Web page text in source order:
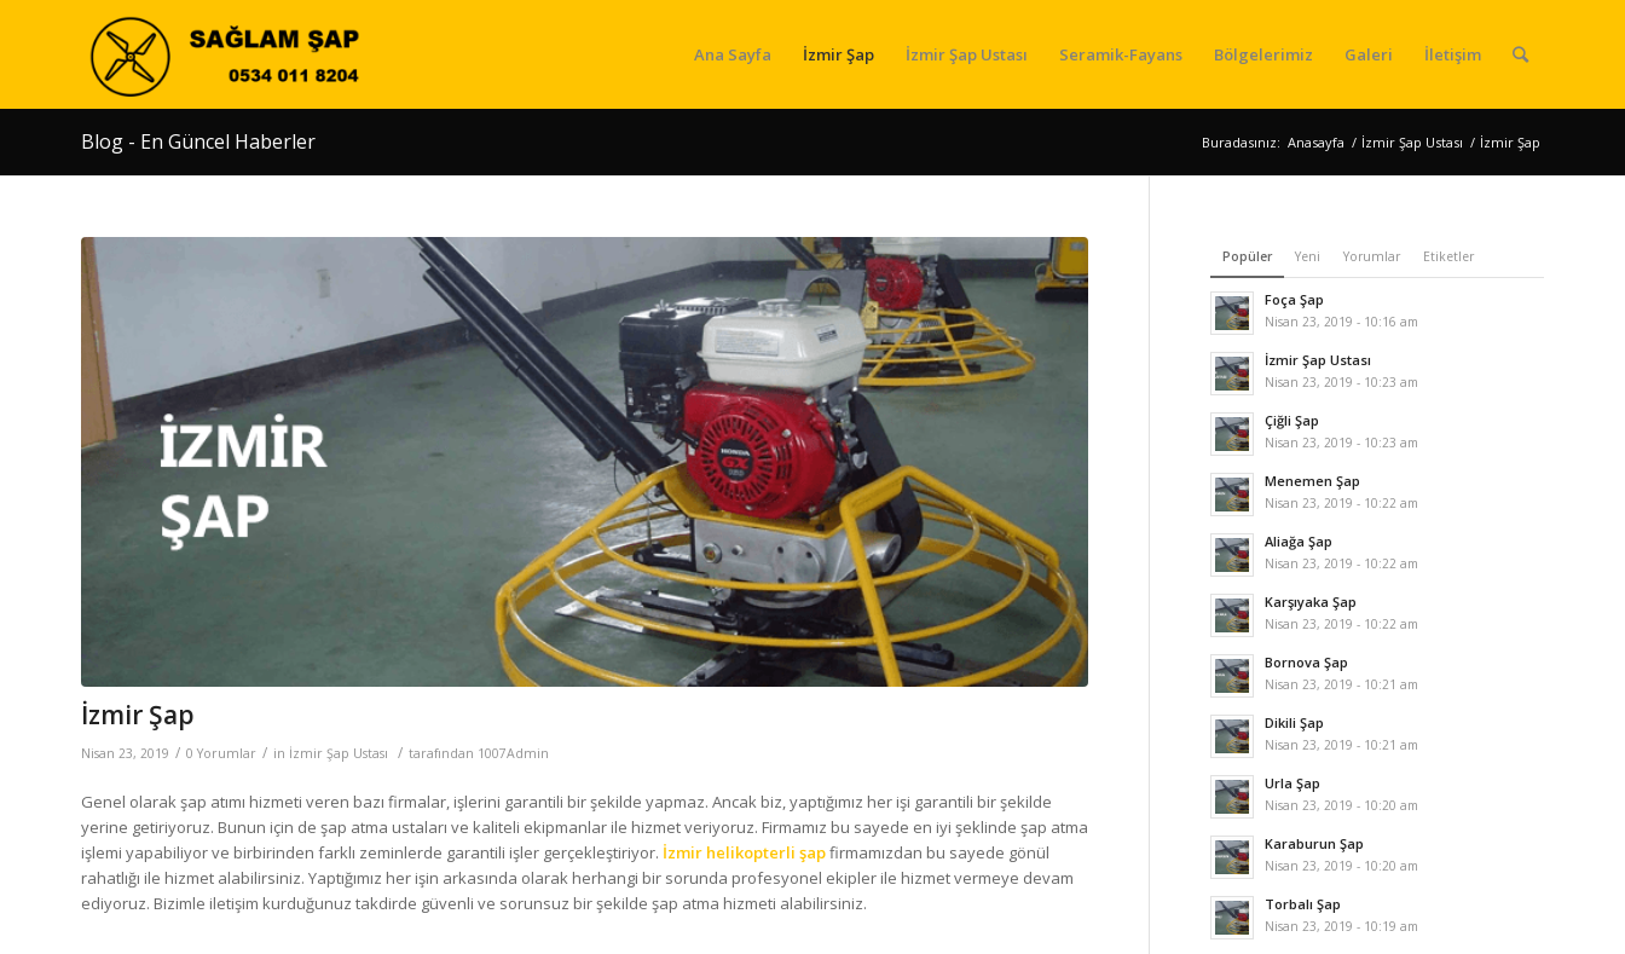
Ana Sayfa İzmir Şap İzmir Şap Ustası Seramik-Fayans Bölgelerimiz Galeri İletişim
Blog - En Güncel Haberler Buradasınız: Anasayfa / İzmir Şap Ustası / İzmir Şap
İzmir Şap
Nisan 23, 2019 / 0 Yorumlar / in İzmir Şap Ustası / tarafından 1007Admin
Genel olarak şap atımı hizmeti veren bazı firmalar, işlerini garantili bir şekilde yapmaz. Ancak biz, yaptığımız her işi garantili bir şekilde
yerine getiriyoruz. Bunun için de şap atma ustaları ve kaliteli ekipmanlar ile hizmet veriyoruz. Firmamız bu sayede en iyi şeklinde şap atma
işlemi yapabiliyor ve birbirinden farklı zeminlerde garantili işler gerçekleştiriyor. İzmir helikopterli şapfirmamızdan bu sayede gönül
rahatlığı ile hizmet alabilirsiniz. Yaptığımız her işin arkasında olarak herhangi bir sorunda profesyonel ekipler ile hizmet vermeye devam
ediyoruz. Bizimle iletişim kurduğunuz takdirde güvenli ve sorunsuz bir şekilde şap atma hizmeti alabilirsiniz.
Popüler Yeni Yorumlar Etiketler
Foça Şap
Nisan 23, 2019 - 10:16 am
İzmir Şap Ustası
Nisan 23, 2019 - 10:23 am
Çiğli Şap
Nisan 23, 2019 - 10:23 am
Menemen Şap
Nisan 23, 2019 - 10:22 am
Aliağa Şap
Nisan 23, 2019 - 10:22 am
Karşıyaka Şap
Nisan 23, 2019 - 10:22 am
Bornova Şap
Nisan 23, 2019 - 10:21 am
Dikili Şap
Nisan 23, 2019 - 10:21 am
Urla Şap
Nisan 23, 2019 - 10:20 am
Karaburun Şap
Nisan 23, 2019 - 10:20 am
Torbalı Şap
Nisan 23, 2019 - 10:19 am